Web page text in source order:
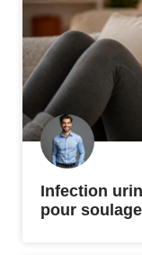
Infection
pour